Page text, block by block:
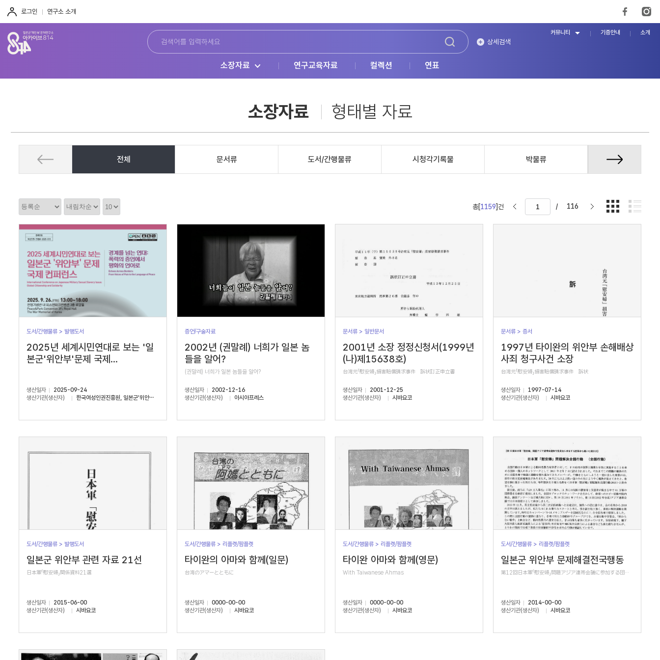
로그인 연구소 소개
상세검색
소장자료 연구교육자료 컬렉션 연표
커뮤니티 기증안내 소개
소장자료 형태별 자료
전체 문서류 도서/간행물류 시청각기록물 박물류 증언/구술자
정
렬
정
렬
순
서
정
렬
갯
수
총[1159]건 / 116
도서/간행물류 > 발행도서
2025년 세계시민연대로 보는 '일
본군'위안부'문제 국제...
생산일자
2025-09-24
생산기관(생산자)
한국여성인권진흥원, 일본군'위안부'문제연구소
증언/구술자료
2002년 (권말례) 너희가 일본 놈
들을 알어?
(권말례) 너희가 일본 놈들을 알어?
생산일자
2002-12-16
생산기관(생산자)
아시아프레스
문서류 > 일반문서
2001년 소장 정정신청서(1999년
(나)제15638호)
台湾元「慰安婦」損害賠償請求事件 訴状訂正申立書
생산일자
2001-12-25
생산기관(생산자)
시바요코
문서류 > 증서
1997년 타이완의 위안부 손해배상
사죄 청구사건 소장
台湾元「慰安婦」損害賠償請求事件 訴状
생산일자
1997-07-14
생산기관(생산자)
시바요코
도서/간행물류 > 발행도서
일본군 위안부 관련 자료 21선
日本軍「慰安婦」関係資料21選
생산일자
2015-06-00
생산기관(생산자)
시바요코
도서/간행물류 > 리플렛/팜플렛
타이완의 아마와 함께(일문)
台湾のアマーとともに
생산일자
0000-00-00
생산기관(생산자)
시바요코
도서/간행물류 > 리플렛/팜플렛
타이완 아마와 함께(영문)
With Taiwanese Ahmas
생산일자
0000-00-00
생산기관(생산자)
시바요코
도서/간행물류 > 리플렛/팜플렛
일본군 위안부 문제해결전국행동
第12回日本軍「慰安婦」問題アジア連帯会議に参加する団体から届いた紹介文
생산일자
2014-00-00
생산기관(생산자)
시바요코